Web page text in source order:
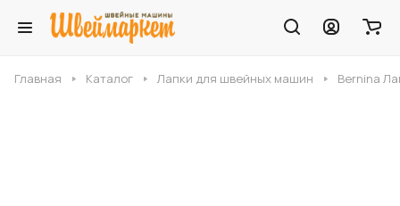
Главная Каталог Лапки для швейных машин Bernina